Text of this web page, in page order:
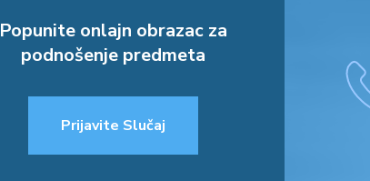
Popunite onlajn obrazac za
podnošenje predmeta
Prijavite Slučaj